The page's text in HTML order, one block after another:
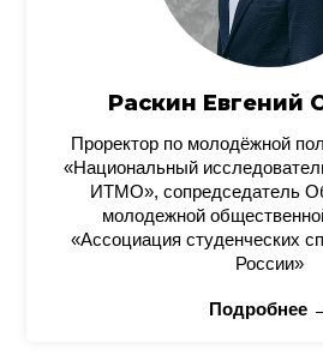
Раскин Евгений
Проректор по молодёжной
«Национальный
ИТМО», сопредседатель
молодежной
«Ассоциация студенческих
России»
Подробнее